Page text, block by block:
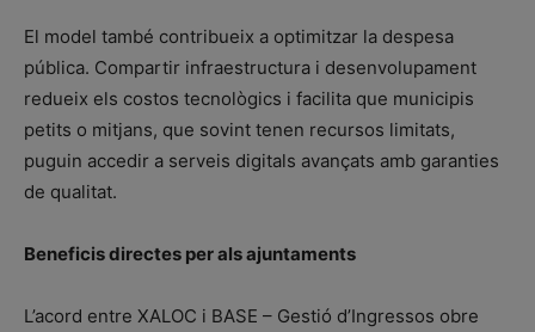
El model també contribueix a optimitzar la despesa
pública. Compartir infraestructura i desenvolupament
redueix els costos tecnològics i facilita que municipis
petits o mitjans, que sovint tenen recursos limitats,
puguin accedir a serveis digitals avançats amb garanties
de qualitat.
Beneficis directes per als ajuntaments
L’acord entre XALOC i BASE – Gestió d’Ingressos obre